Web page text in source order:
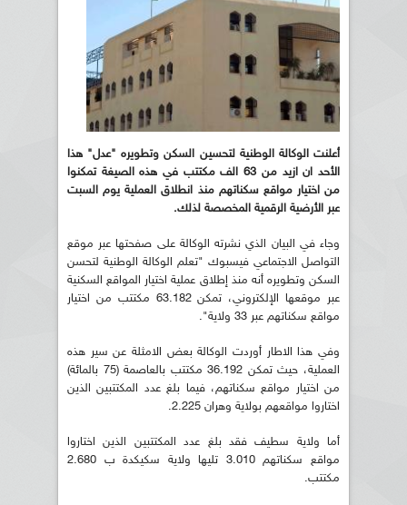
أعلنت الوكالة الوطنية لتحسين السكن وتطويره "عدل" هذا
الأحد ان ازيد من 63 الف مكتتب في هذه الصيغة تمكنوا
من اختيار مواقع سكناتهم منذ انطلاق العملية يوم السبت
عبر الأرضية الرقمية المخصصة لذلك.
وجاء في البيان الذي نشرته الوكالة على صفحتها عبر موقع
التواصل الاجتماعي فيسبوك "تعلم الوكالة الوطنية لتحسن
السكن وتطويره أنه منذ إطلاق عملية اختيار المواقع السكنية
عبر موقعها الإلكتروني، تمكن 63.182 مكتتب من اختيار
مواقع سكناتهم عبر 33 ولاية".
وفي هذا الاطار أوردت الوكالة بعض الامثلة عن سير هذه
العملية، حيث تمكن 36.192 مكتتب بالعاصمة (75 بالمائة)
من اختيار مواقع سكناتهم، فيما بلغ عدد المكتتبين الذين
اختاروا مواقعهم بولاية وهران 2.225.
أما ولاية سطيف فقد بلغ عدد المكتتبين الذين اختاروا
مواقع سكناتهم 3.010 تليها ولاية سكيكدة ب 2.680
مكتتب.